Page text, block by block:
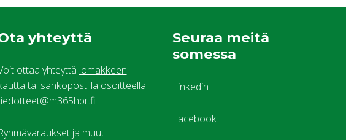
yhteyttä
ottaa yhteyttä lomakkeen
tai sähköpostilla osoitteella
ja muut
Seuraa meitä
somessa
Linkedin
Facebook